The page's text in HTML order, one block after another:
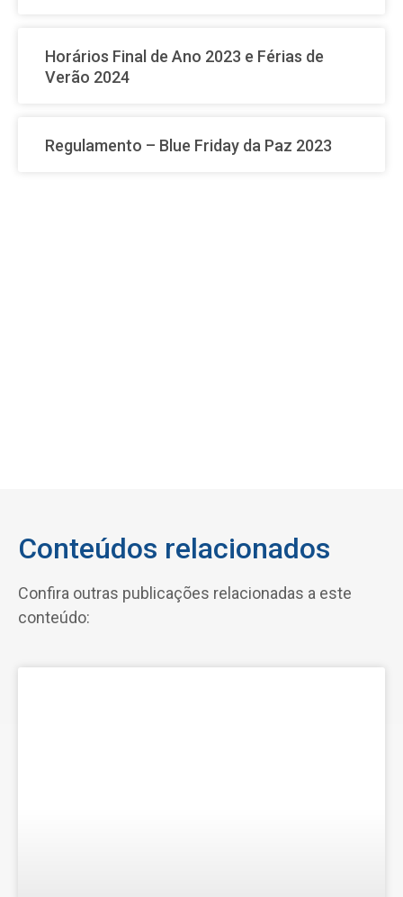
Horários Final de Ano 2023 e Férias de
Verão 2024
Regulamento – Blue Friday da Paz 2023
Conteúdos relacionados
Confira outras publicações relacionadas a este
conteúdo: